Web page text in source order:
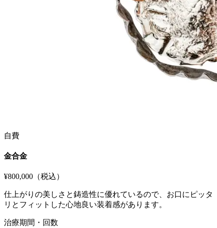
自費
金合金
¥800,000 （税込）
仕上がりの美しさと鋳造性に優れているので、お口にピッタ
リとフィットした心地良い装着感があります。
治療期間・回数